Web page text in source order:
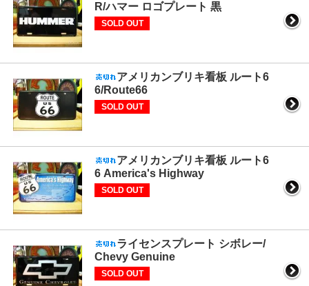
R/ハマー ロゴプレート 黒
SOLD OUT
アメリカンブリキ看板 ルート6
6/Route66
SOLD OUT
アメリカンブリキ看板 ルート6
6 America's Highway
SOLD OUT
ライセンスプレート シボレー/
Chevy Genuine
SOLD OUT